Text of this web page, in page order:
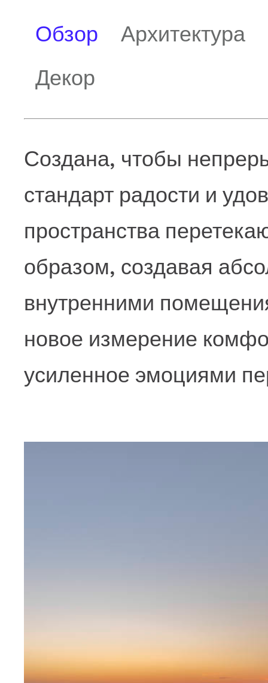
Обзор
Архитектура
Декор
Создана, чтобы
стандарт радости и
пространства
образом, создавая
внутренними
новое измерение
усиленное эмоциями